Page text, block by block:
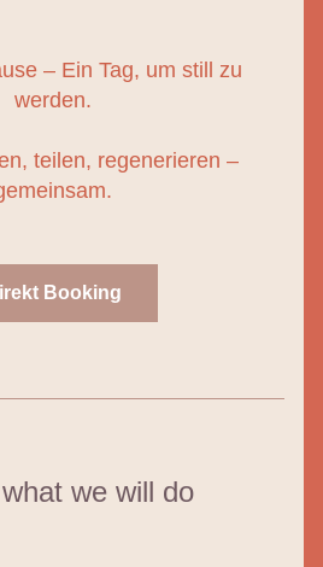
– Ein Tag, um still zu
werden.
Wir üben, atmen, teilen, regenerieren –
Booking
we will do